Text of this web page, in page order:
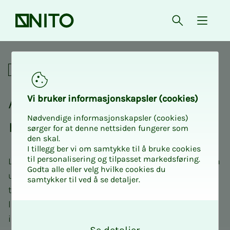
Forsiden Åpne søk
{
Lønn og forhandlinger
Alt om lønn per ta­riff­om­
rå­­­de
Lønnsforhandlinger og tariffavtaler varierer mellom
ulike arbeidsgivere og sektorer. Velg ditt
tariffområde nedenfor for å få tilgang til relevant
lønnsstatistikk, tariffavtaler og oppdatert
informasjon som gjelder akkurat der du jobber.
Vi bru­­­ker in­­­for­­­ma­­­sjons­­­kaps­­­­­ler (cookies)
Nødvendige informasjonskapsler (cookies)
sørger for at denne nettsiden fungerer som
den skal.
I tillegg ber vi om samtykke til å bruke cookies
til personalisering og tilpasset markedsføring.
Godta alle eller velg hvilke cookies du
samtykker til ved å se detaljer.